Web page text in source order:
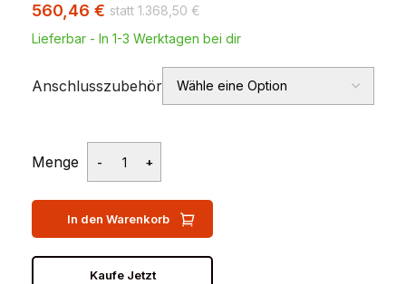
1.368,50 €
560,46 €
Lieferbar - In 1-3 Werktagen bei dir
Anschlusszubehör
Menge
In den Warenkorb
Kaufe Jetzt